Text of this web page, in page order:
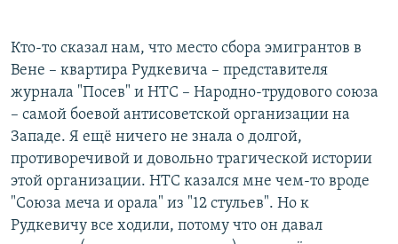
Кто-то сказал нам, что место сбора эмигрантов в
Вене – квартира Рудкевича – представителя
журнала "Посев" и НТС – Народно-трудового союза
– самой боевой антисоветской организации на
Западе. Я ещё ничего не знала о долгой,
противоречивой и довольно трагической истории
этой организации. НТС казался мне чем-то вроде
"Союза меча и орала" из "12 стульев". Но к
Рудкевичу все ходили, потому что он давал